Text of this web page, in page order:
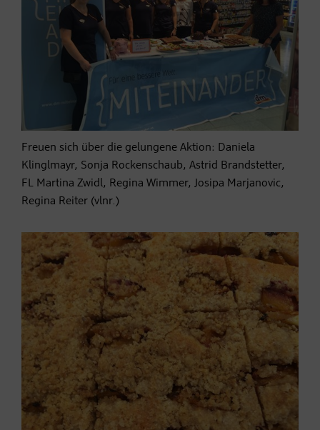
Freuen sich über die gelungene Aktion: Daniela
Klinglmayr, Sonja Rockenschaub, Astrid Brandstetter,
FL Martina Zwidl, Regina Wimmer, Josipa Marjanovic,
Regina Reiter (vlnr.)